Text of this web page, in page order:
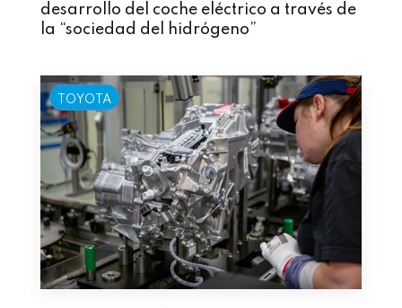
desarrollo del coche eléctrico a través de
la “sociedad del hidrógeno”
TOYOTA